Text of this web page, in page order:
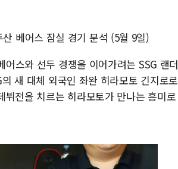
베어스 잠실 경기 분석 (5월 9일)
스와 선두 경쟁을 이어가려는 SSG 랜더
새 대체 외국인 좌완 히라모토 긴지로로
전을 치르는 히라모토가 만나는 흥미로